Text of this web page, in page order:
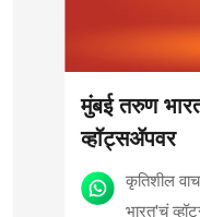
मुंबई तरुण
व्हॉट्सॲपवर
कृतिशील
भारत'चं